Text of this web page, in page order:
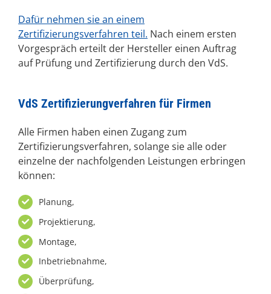
Dafür nehmen sie an einem
Zertifizierungsverfahren teil. Nach einem ersten
Vorgespräch erteilt der Hersteller einen Auftrag
auf Prüfung und Zertifizierung durch den VdS.
VdS Zertifizierungverfahren für Firmen
Alle Firmen haben einen Zugang zum
Zertifizierungsverfahren, solange sie alle oder
einzelne der nachfolgenden Leistungen erbringen
können:
Planung,
Projektierung,
Montage,
Inbetriebnahme,
Überprüfung,